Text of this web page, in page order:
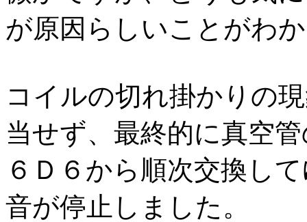
が原因らしいことがわ
コイルの切れ掛かりの
当せず、最終的に真空
６Ｄ６から順次交換し
音が停止しました。